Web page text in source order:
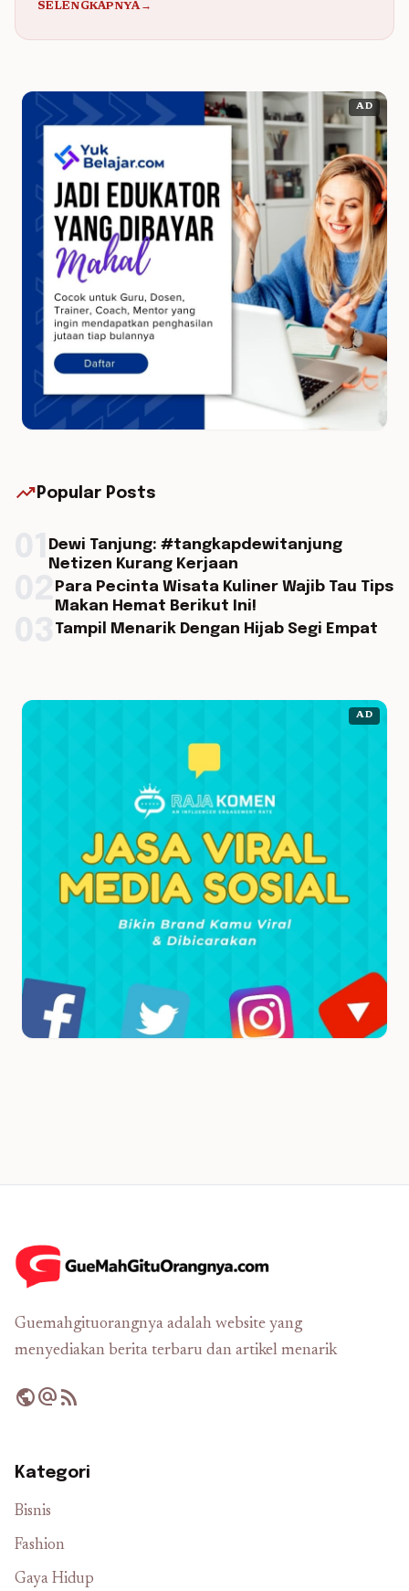
SELENGKAPNYA→
AD
trending_up Popular Posts
Dewi Tanjung: #tangkapdewitanjung
Netizen Kurang Kerjaan
Para Pecinta Wisata Kuliner Wajib Tau Tips
Makan Hemat Berikut Ini!
Tampil Menarik Dengan Hijab Segi Empat
AD
Guemahgituorangnya adalah website yang
menyediakan berita terbaru dan artikel menarik
publicalternate_emailrss_feed
Kategori
Bisnis
Fashion
Gaya Hidup